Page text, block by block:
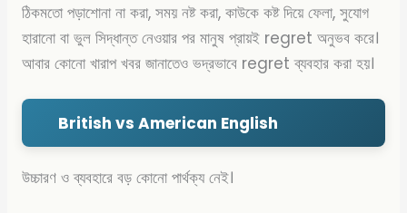
ঠিকমতো পড়াশোনা না করা, সময় নষ্ট করা, কাউকে কষ্ট দিয়ে ফেলা, সুযোগ
হারানো বা ভুল সিদ্ধান্ত নেওয়ার পর মানুষ প্রায়ই regret অনুভব করে।
আবার কোনো খারাপ খবর জানাতেও ভদ্রভাবে regret ব্যবহার করা হয়।
British vs American English
উচ্চারণ ও ব্যবহারে বড় কোনো পার্থক্য নেই।